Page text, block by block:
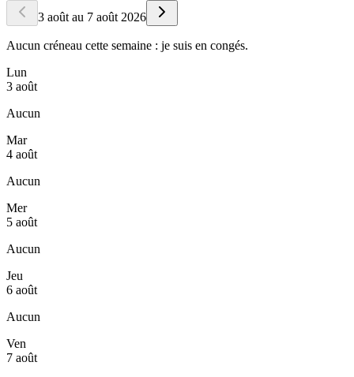
3 août au 7 août 2026
Aucun créneau cette semaine : je suis en congés.
Lun
3 août
Aucun
Mar
4 août
Aucun
Mer
5 août
Aucun
Jeu
6 août
Aucun
Ven
7 août